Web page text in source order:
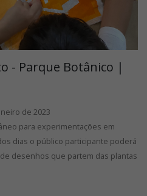
- Parque Botânico |
de 2023
para experimentações em
dias o público participante poderá
desenhos que partem das plantas